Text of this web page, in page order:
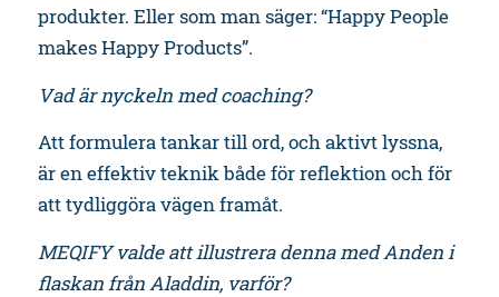
produkter. Eller som man säger: “Happy People
makes Happy Products”.
Vad är nyckeln med coaching?
Att formulera tankar till ord, och aktivt lyssna,
är en effektiv teknik både för reflektion och för
att tydliggöra vägen framåt.
MEQIFY valde att illustrera denna med Anden i
flaskan från Aladdin, varför?